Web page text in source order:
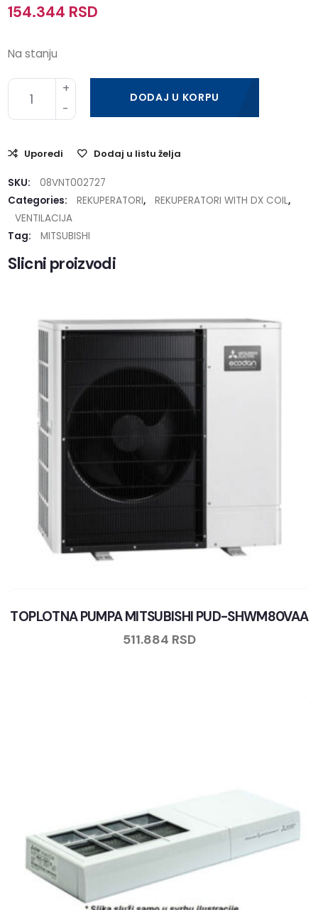
154.344 RSD
Na stanju
DODAJ U KORPU
Uporedi Dodaj u listu želja
SKU:
08VNT002727
Categories:
REKUPERATORI, REKUPERATORI WITH DX COIL,
VENTILACIJA
Tag:
MITSUBISHI
Slicni proizvodi
TOPLOTNA PUMPA MITSUBISHI PUD-SHWM80VAA
511.884 RSD